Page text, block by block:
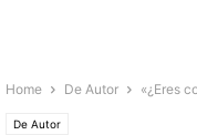
Home De Autor «¿Eres
De Autor